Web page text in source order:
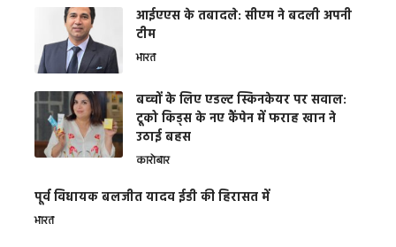
आईएएस के तबादले: सीएम ने बदली अपनी
टीम
भारत
बच्चों के लिए एडल्ट स्किनकेयर पर सवाल:
टूको किड्स के नए कैंपेन में फराह खान ने
उठाई बहस
कारोबार
पूर्व विधायक बलजीत यादव ईडी की हिरासत में
भारत